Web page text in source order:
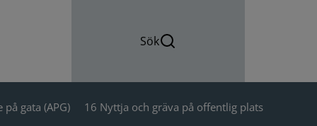
Sök
gata (APG) 16 Nyttja och gräva på offentlig plats